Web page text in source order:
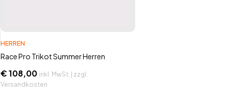
HERREN
Race Pro Trikot Summer Herren
€108,00 inkl. MwSt. | zzgl.
Versandkosten